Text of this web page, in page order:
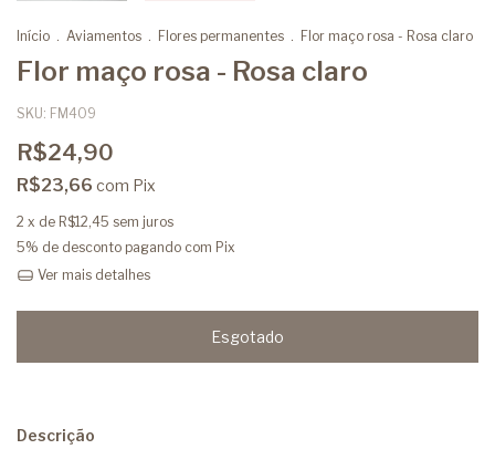
Início . Aviamentos . Flores permanentes . Flor maço rosa - Rosa claro
Flor maço rosa - Rosa claro
SKU: FM409
R$24,90
R$23,66 com Pix
2 x de R$12,45 sem juros
5% de desconto pagando com Pix
Ver mais detalhes
Descrição